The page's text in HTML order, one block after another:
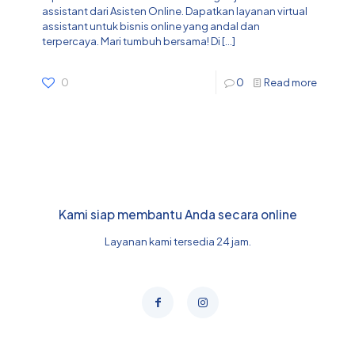
assistant dari Asisten Online. Dapatkan layanan virtual
assistant untuk bisnis online yang andal dan
terpercaya. Mari tumbuh bersama! Di[…]
0 0 Read more
Kami siap membantu Anda secara online
Layanan kami tersedia 24 jam.